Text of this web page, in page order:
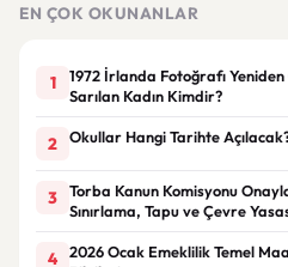
EN ÇOK OKUNANLAR
1
1972 İrlanda Fotoğrafı
Sarılan Kadın Kimdir?
2 Okullar Hangi Tarihte
3
Torba Kanun Komisyonu
Sınırlama, Tapu ve Çevre
4
2026 Ocak Emeklilik Temel